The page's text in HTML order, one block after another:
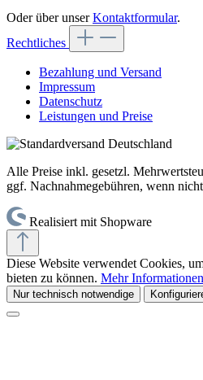
Oder über unserKontaktformular.
Rechtliches
Bezahlung und Versand
Impressum
Datenschutz
Leistungen und Preise
Alle Preise inkl. gesetzl.
ggf. Nachnahmegebühren, wenn
Realisiert mit Shopware
Diese Website verwendet Cookies,
bieten zu können. Mehr
Nur technisch notwendige